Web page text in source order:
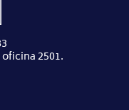
2501.